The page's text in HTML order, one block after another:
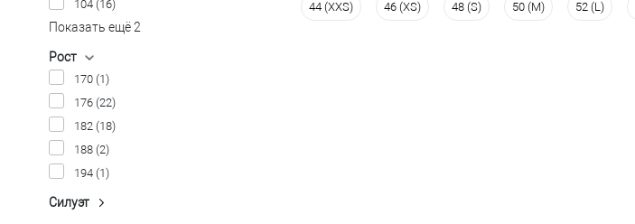
104 (16)
Показать ещё 2
Рост
170 (1)
176 (22)
182 (18)
188 (2)
194 (1)
СилуэтПолуприлегающий
Размер одежды Размер одежды
44 (XXS) 46 (XS) 48 (S) 50 (M) 52 (L)